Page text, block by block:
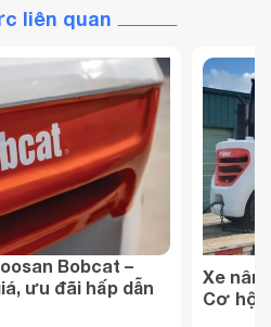
liên quan
Bobcat –
ưu đãi hấp dẫn
Xe
Cơ hội